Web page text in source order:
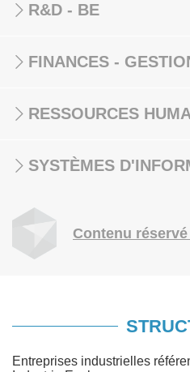
R&D - BE
FINANCES -
RESSOURCES
SYSTÈMES
Contenu
Entreprises industrielles